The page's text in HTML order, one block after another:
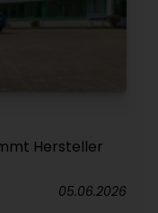
Hersteller
05.06.2026